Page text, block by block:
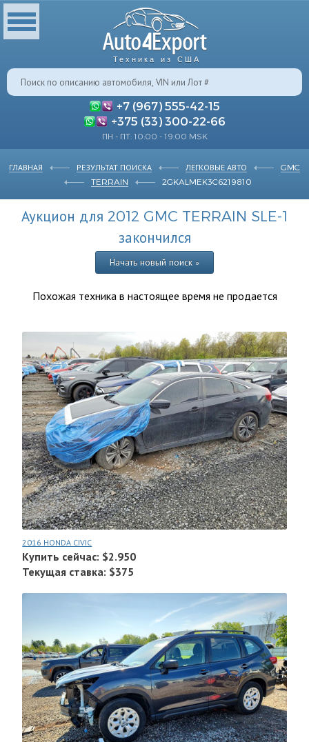
Техника из США
+7 (967) 555-42-15
+375 (33) 300-22-66
ПН - ПТ: 10:00 - 19:00 MSK
ГЛАВНАЯ РЕЗУЛЬТАТ ПОИСКА ЛЕГКОВЫЕ АВТО
GMC
TERRAIN
2GKALMEK3C6219810
Аукцион для 2012 GMC TERRAIN SLE-1
закончился
Начать новый поиск »
Похожая техника в настоящее время не продается
2016 HONDA CIVIC
Купить сейчас: $2.950
Текущая ставка: $375